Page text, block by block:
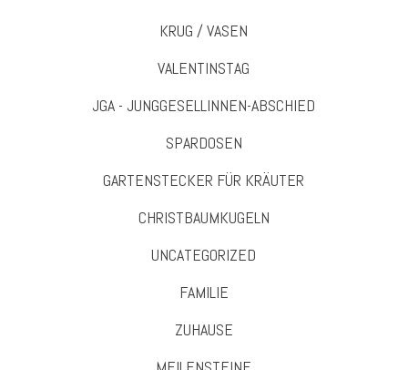
KRUG / VASEN
VALENTINSTAG
JGA - JUNGGESELLINNEN-ABSCHIED
SPARDOSEN
GARTENSTECKER FÜR KRÄUTER
CHRISTBAUMKUGELN
UNCATEGORIZED
FAMILIE
ZUHAUSE